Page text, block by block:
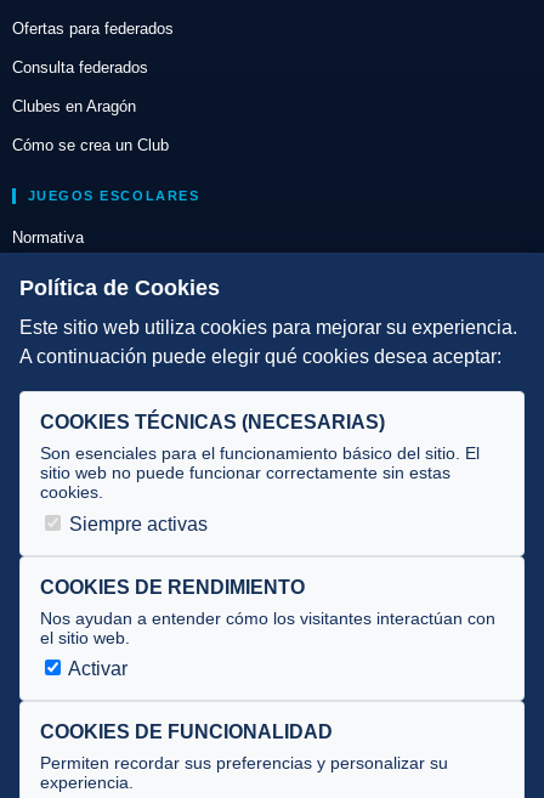
Ofertas para federados
Consulta federados
Clubes en Aragón
Cómo se crea un Club
JUEGOS ESCOLARES
Normativa
Escuelas de Triatlón
DIRECCIÓN TÉCNICA
Selecciones
Tecnificación
JUECES Y OFICIALES
Documentos
Cursos
Circulares oficiales
Convocatorias y Equipaciones
Política de Cookies
Este sitio web utiliza cookies para mejorar su experiencia.
A continuación puede elegir qué cookies desea aceptar:
COOKIES TÉCNICAS (NECESARIAS)
Son esenciales para el funcionamiento básico del sitio. El
sitio web no puede funcionar correctamente sin estas
cookies.
Siempre activas
COOKIES DE RENDIMIENTO
Nos ayudan a entender cómo los visitantes interactúan con
el sitio web.
Activar
COOKIES DE FUNCIONALIDAD
Permiten recordar sus preferencias y personalizar su
experiencia.